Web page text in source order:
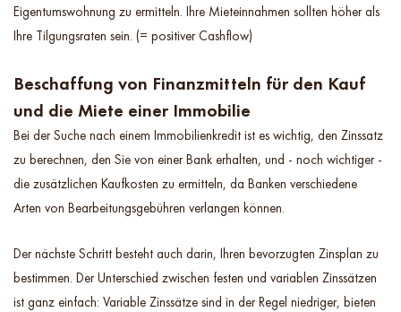
Eigentumswohnung zu ermitteln. Ihre Mieteinnahmen sollten höher als
Ihre Tilgungsraten sein. (= positiver Cashflow)
Beschaffung von Finanzmitteln für den Kauf
und die Miete einer Immobilie
Bei der Suche nach einem Immobilienkredit ist es wichtig, den Zinssatz
zu berechnen, den Sie von einer Bank erhalten, und - noch wichtiger -
die zusätzlichen Kaufkosten zu ermitteln, da Banken verschiedene
Arten von Bearbeitungsgebühren verlangen können.
Der nächste Schritt besteht auch darin, Ihren bevorzugten Zinsplan zu
bestimmen. Der Unterschied zwischen festen und variablen Zinssätzen
ist ganz einfach: Variable Zinssätze sind in der Regel niedriger, bieten